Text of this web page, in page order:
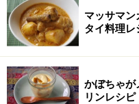
マッサマ
タイ料理レ
かぼちゃが
リンレシピ